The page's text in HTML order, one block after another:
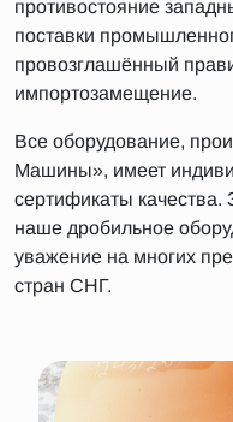
противостояние
поставки
провозглашённый
импортозамещение.
Все оборудование,
Машины», имеет
сертификаты качества.
наше дробильное
уважение на многих
стран СНГ.